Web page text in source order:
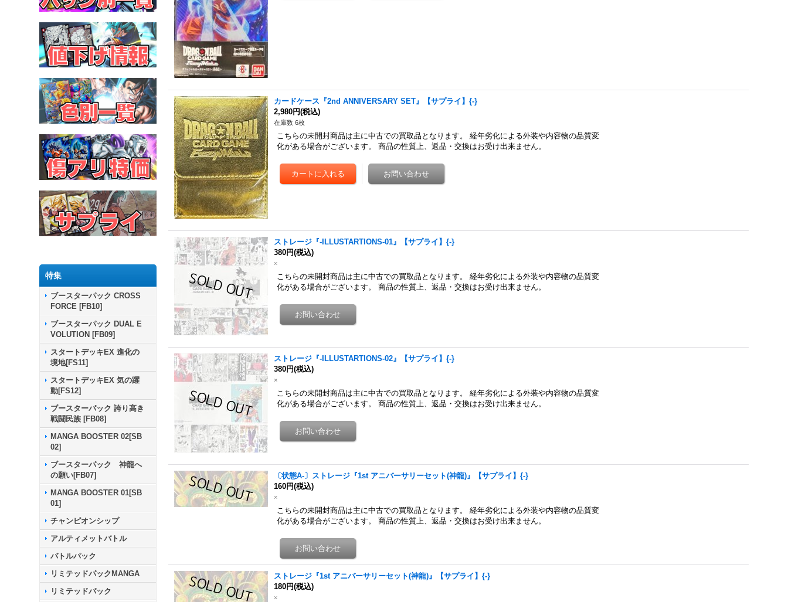
特集
ブースターパック CROSS
FORCE [FB10]
ブースターパック DUAL E
VOLUTION [FB09]
スタートデッキEX 進化の
境地[FS11]
スタートデッキEX 気の躍
動[FS12]
ブースターパック 誇り高き
戦闘民族 [FB08]
MANGA BOOSTER 02[SB
02]
ブースターパック 神龍へ
の願い[FB07]
MANGA BOOSTER 01[SB
01]
チャンピオンシップ
アルティメットバトル
バトルパック
リミテッドパックMANGA
リミテッドパック
カードケース『2nd ANNIVERSARY SET』【サプライ】{-}
2,980円(税込)
在庫数 6枚
こちらの未開封商品は主に中古での買取品となります。 経年劣化による外装や内容物の品質変
化がある場合がございます。 商品の性質上、返品・交換はお受け出来ません。
ストレージ『-ILLUSTARTIONS-01』【サプライ】{-}
380円(税込)
×
こちらの未開封商品は主に中古での買取品となります。 経年劣化による外装や内容物の品質変
化がある場合がございます。 商品の性質上、返品・交換はお受け出来ません。
ストレージ『-ILLUSTARTIONS-02』【サプライ】{-}
380円(税込)
×
こちらの未開封商品は主に中古での買取品となります。 経年劣化による外装や内容物の品質変
化がある場合がございます。 商品の性質上、返品・交換はお受け出来ません。
〔状態A-〕ストレージ『1st アニバーサリーセット(神龍)』【サプライ】{-}
160円(税込)
×
こちらの未開封商品は主に中古での買取品となります。 経年劣化による外装や内容物の品質変
化がある場合がございます。 商品の性質上、返品・交換はお受け出来ません。
ストレージ『1st アニバーサリーセット(神龍)』【サプライ】{-}
180円(税込)
×